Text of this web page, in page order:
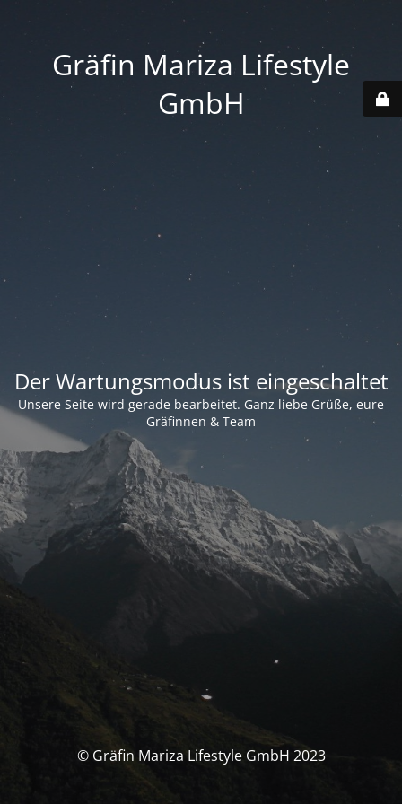
Gräfin Mariza Lifestyle
GmbH
Der Wartungsmodus ist eingeschaltet
Unsere Seite wird gerade bearbeitet. Ganz liebe Grüße, eure
Gräfinnen & Team
© Gräfin Mariza Lifestyle GmbH 2023